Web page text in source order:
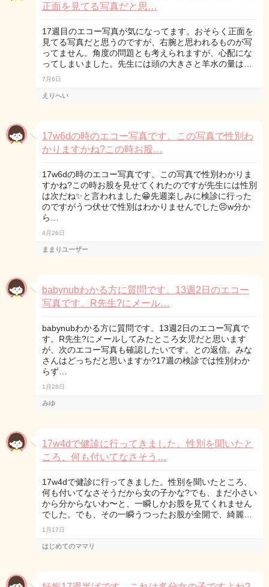
正面を見てる写真だと思…
17週目のエコー写真が気になってます。おそらく正面を
見てる写真だと思うのですが、右腕と思われるものが写
ってません。角度の問題とも考えられますが、心配にな
ってしまいました。先生には頭の大きさと羊水の量は…
7月6日
えりへい
17w6dの時のエコー写真です。この写真で性別わ
かりますかね?この時お股…
17w6dの時のエコー写真です。この写真で性別わかりま
すかね?この時お股を見せてくれたのですが先生には性別
は次だね✨と言われました😁先週楽しみに検診に行った
のですがうつ伏せで性別はわかりませんでした😣w分か
ら…
4月26日
ままりユーザー
babynubわかる方に質問です。13週2日のエコー
写真です。R先生?にメール…
babynubわかる方に質問です。13週2日のエコー写真で
す。R先生?にメールしてみたところ女児だと思います
が、次のエコー写真も確認したいです。との返信。みな
さんはどっちだと思いますか?17週の検診では性別わか
らず…
1月28日
みゆ
17w4dで健診に行ってきました。性別を聞いたと
ころ、何も付いてなさそう…
17w4dで健診に行ってきました。性別を聞いたところ、
何も付いてなさそうだから女の子かな?でも、まだ小さい
から分からないわ〜と、一瞬しかお股を見てくれません
でした。でも、その一瞬うつったお股が全開で、綺麗…
1月17日
はじめてのママリ